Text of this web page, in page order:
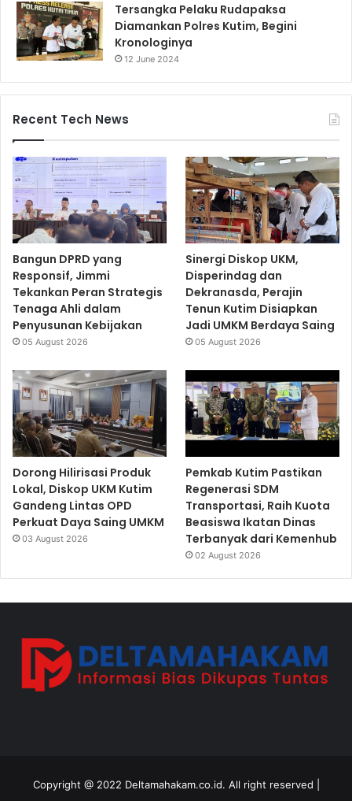
Tersangka Pelaku Rudapaksa
Diamankan Polres Kutim, Begini
Kronologinya
12 June 2024
Recent Tech News
Bangun DPRD yang
Responsif, Jimmi
Tekankan Peran Strategis
Tenaga Ahli dalam
Penyusunan Kebijakan
05 August 2026
Sinergi Diskop UKM,
Disperindag dan
Dekranasda, Perajin
Tenun Kutim Disiapkan
Jadi UMKM Berdaya Saing
05 August 2026
Dorong Hilirisasi Produk
Lokal, Diskop UKM Kutim
Gandeng Lintas OPD
Perkuat Daya Saing UMKM
03 August 2026
Pemkab Kutim Pastikan
Regenerasi SDM
Transportasi, Raih Kuota
Beasiswa Ikatan Dinas
Terbanyak dari Kemenhub
02 August 2026
Copyright @ 2022 Deltamahakam.co.id. All right reserved |